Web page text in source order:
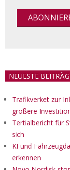
NEUESTE
Trafikverket zur
größere
Tertialbericht für
sich
KI und
erkennen